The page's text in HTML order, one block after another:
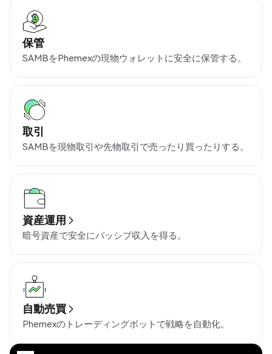
保管
SAMBをPhemexの現物ウォレットに安全に保管する。
取引
SAMBを現物取引や先物取引で売ったり買ったりする。
資産運用
暗号資産で安全にパッシブ収入を得る。
自動売買
Phemexのトレーディングボットで戦略を自動化。